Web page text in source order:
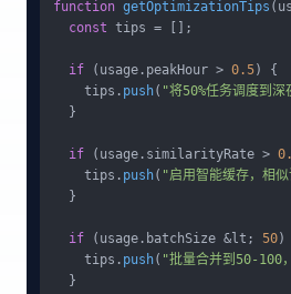
function getOptimizationTips (
const tips = [];
if (usage. peakHour > 0.5) {
    tips.
push( "将50%任务调度到深
  }
if (usage. similarityRate >
    tips.
push( "启用智能缓存，相
  }
if (usage. batchSize &lt; 50)
    tips.
push( "批量合并到50-100
  }